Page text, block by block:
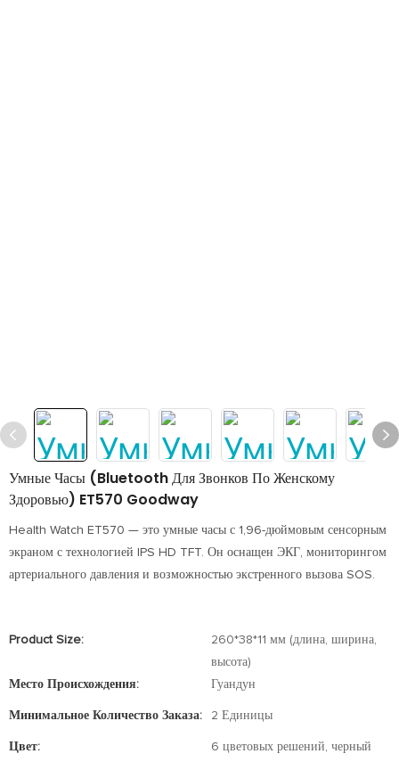
Умные Часы (Bluetooth Для Звонков По Женскому
Здоровью) ET570 Goodway
Health Watch ET570 — это умные часы с 1,96-дюймовым сенсорным
экраном с технологией IPS HD TFT. Он оснащен ЭКГ, мониторингом
артериального давления и возможностью экстренного вызова SOS.
Product Size:
260*38*11 мм (длина, ширина,
высота)
Место Происхождения:
Гуандун
Минимальное Количество Заказа: 2 Единицы
Цвет:
6 цветовых решений, черный